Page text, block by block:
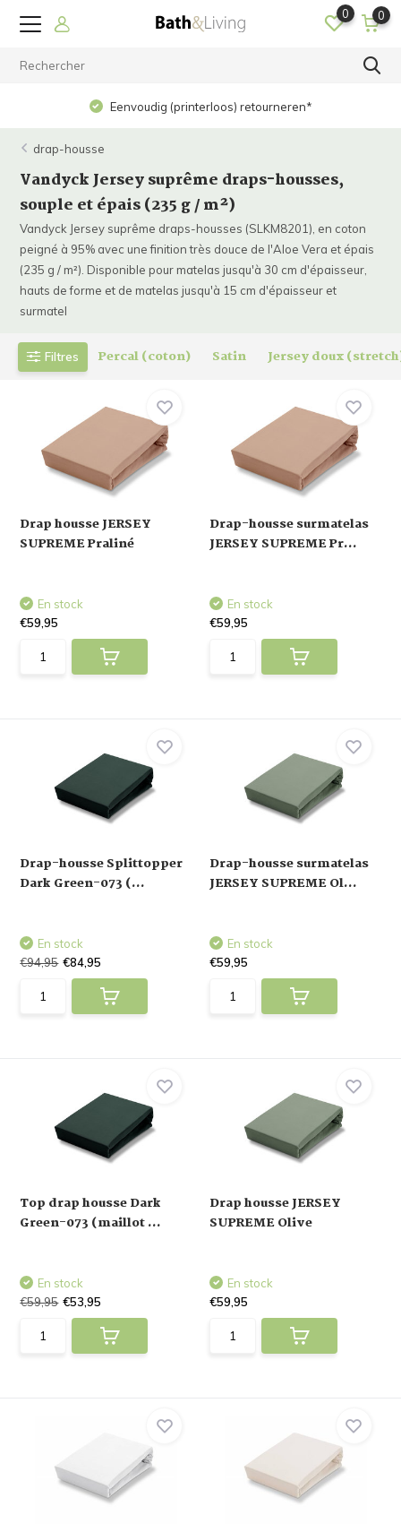
0 0
retourneren*
Op werkdagen voor 15.00 uur
drap-housse
Vandyck Jersey suprême draps-housses,
souple et épais (235 g / m²)
Vandyck Jersey suprême draps-housses (SLKM8201), en coton
peigné à 95% avec une finition très douce de l'Aloe Vera et épais
(235 g / m²). Disponible pour matelas jusqu'à 30 cm d'épaisseur,
hauts de forme et de matelas jusqu'à 15 cm d'épaisseur et
surmatel
Filtres Percal (coton) Satin Jersey doux
Drap housse JERSEY
SUPREME Praliné
En stock
€59,95
Drap-housse surmatelas
JERSEY SUPREME Pr...
En stock
€59,95
Drap-housse Splittopper
Dark Green-073 (...
En stock
€94,95 €84,95
Drap-housse surmatelas
JERSEY SUPREME Ol...
En stock
€59,95
Top drap housse Dark
Green-073 (maillot ...
En stock
€59,95 €53,95
Drap housse JERSEY
SUPREME Olive
En stock
€59,95